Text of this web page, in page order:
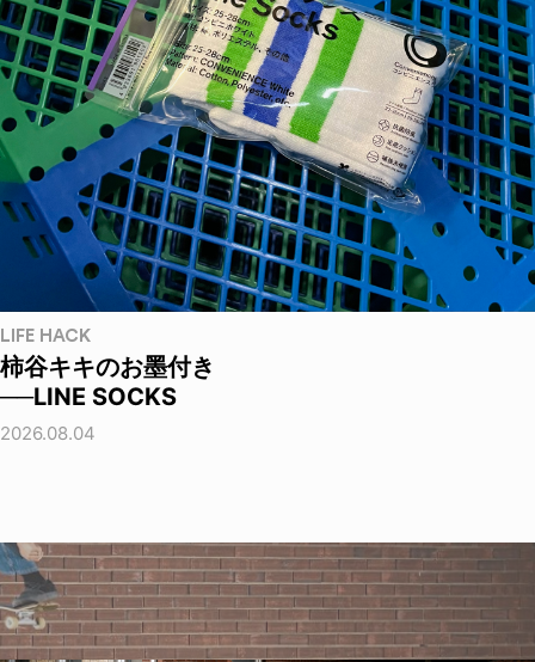
LIFE HACK
柿谷キキのお墨付き
──LINE SOCKS
2026.08.04